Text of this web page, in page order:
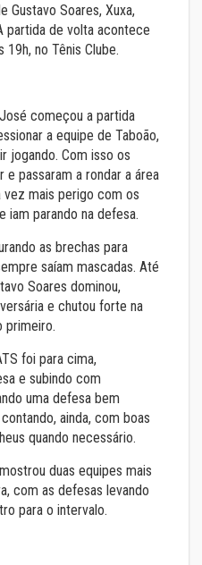
Gustavo Soares, Xuxa,
partida de volta acontece
no Tênis Clube.
começou a partida
a equipe de Taboão,
jogando. Com isso os
passaram a rondar a área
mais perigo com os
iam parando na defesa.
as brechas para
saíam mascadas. Até
Soares dominou,
e chutou forte na
primeiro.
foi para cima,
e subindo com
uma defesa bem
ainda, com boas
quando necessário.
duas equipes mais
com as defesas levando
para o intervalo.